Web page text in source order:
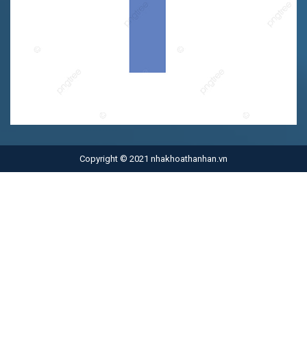
Copyright © 2021 nhakhoathanhan.vn